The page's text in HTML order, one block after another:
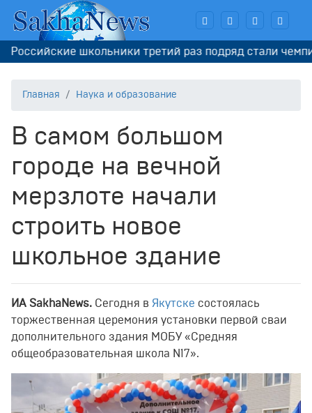
школьники третий раз подряд стали
Главная Наука и образование
В самом большом
городе на вечной
мерзлоте начали
строить новое
школьное здание
ИA SakhaNews. Сегодня в Якутске состоялась
торжественная церемония установки первой сваи
дополнительного здания МОБУ «Средняя
общеобразовательная школа N17».